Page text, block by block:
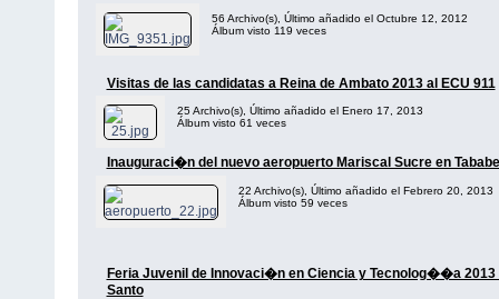
56 Archivo(s), Último añadido el Octubre 12, 2012
Álbum visto 119 veces
Visitas de las candidatas a Reina de Ambato 2013 al ECU 911
25 Archivo(s), Último añadido el Enero 17, 2013
Álbum visto 61 veces
Inauguraci�n del nuevo aeropuerto Mariscal Sucre en
22 Archivo(s), Último añadido el Febrero 20, 2013
Álbum visto 59 veces
Feria Juvenil de Innovaci�n en Ciencia y Tecnolog��a 2013
Santo